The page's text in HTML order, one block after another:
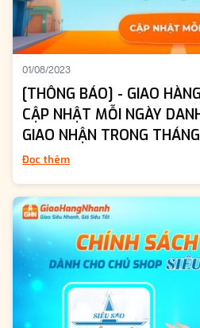
01/08/2023
[THÔNG BÁO] - GIAO
CẬP NHẬT MỖI NGÀY
GIAO NHẬN TRONG
Đọc thêm